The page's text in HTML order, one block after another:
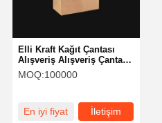
Fabrika Turu Kalite Kontrol
Elli Kraft Kağıt Çantası
Alışveriş Alışveriş Çantası
Giyim Kraft Kağıt
Kalınlaştırma Elli Siyah
MOQ:100000
En iyi fiyat İletişim